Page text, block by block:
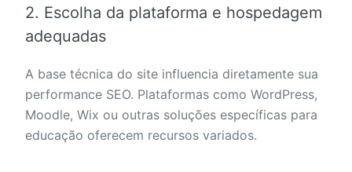
2. Escolha da plataforma e hospedagem
adequadas
A base técnica do site influencia diretamente sua
performance SEO. Plataformas como WordPress,
Moodle, Wix ou outras soluções específicas para
educação oferecem recursos variados.